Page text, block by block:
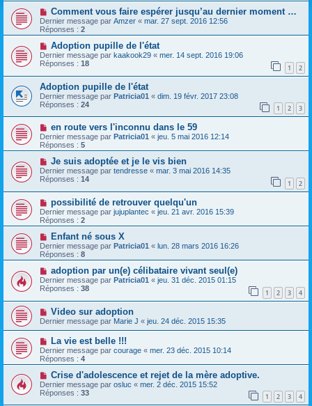
Comment vous faire espérer jusqu’au dernier moment …
Dernier message par Amzer « mar. 27 sept. 2016 12:56
Réponses : 2
Adoption pupille de l'état
Dernier message par kaakook29 « mer. 14 sept. 2016 19:06
Réponses : 18 1 2
Adoption pupille de l'état
Dernier message par Patricia01 « dim. 19 févr. 2017 23:08
Réponses : 24 1 2 3
en route vers l'inconnu dans le 59
Dernier message par Patricia01 « jeu. 5 mai 2016 12:14
Réponses : 5
Je suis adoptée et je le vis bien
Dernier message par tendresse « mar. 3 mai 2016 14:35
Réponses : 14 1 2
possibilité de retrouver quelqu'un
Dernier message par jujuplantec « jeu. 21 avr. 2016 15:39
Réponses : 2
Enfant né sous X
Dernier message par Patricia01 « lun. 28 mars 2016 16:26
Réponses : 8
adoption par un(e) célibataire vivant seul(e)
Dernier message par Patricia01 « jeu. 31 déc. 2015 01:15
Réponses : 38 1 2 3 4
Video sur adoption
Dernier message par Marie J « jeu. 24 déc. 2015 15:35
La vie est belle !!!
Dernier message par courage « mer. 23 déc. 2015 10:14
Réponses : 4
Crise d'adolescence et rejet de la mère adoptive.
Dernier message par osluc « mer. 2 déc. 2015 15:52
Réponses : 33 1 2 3 4